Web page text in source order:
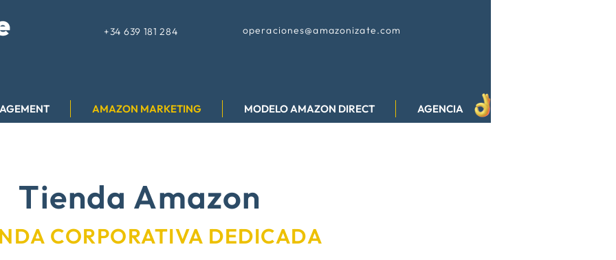
+34 639 181 284 operaciones@amazonizate.com
AMAZON MARKETING MODELO AMAZON DIRECT AGENCIA
Tienda Amazon
CORPORATIVA DEDICADA